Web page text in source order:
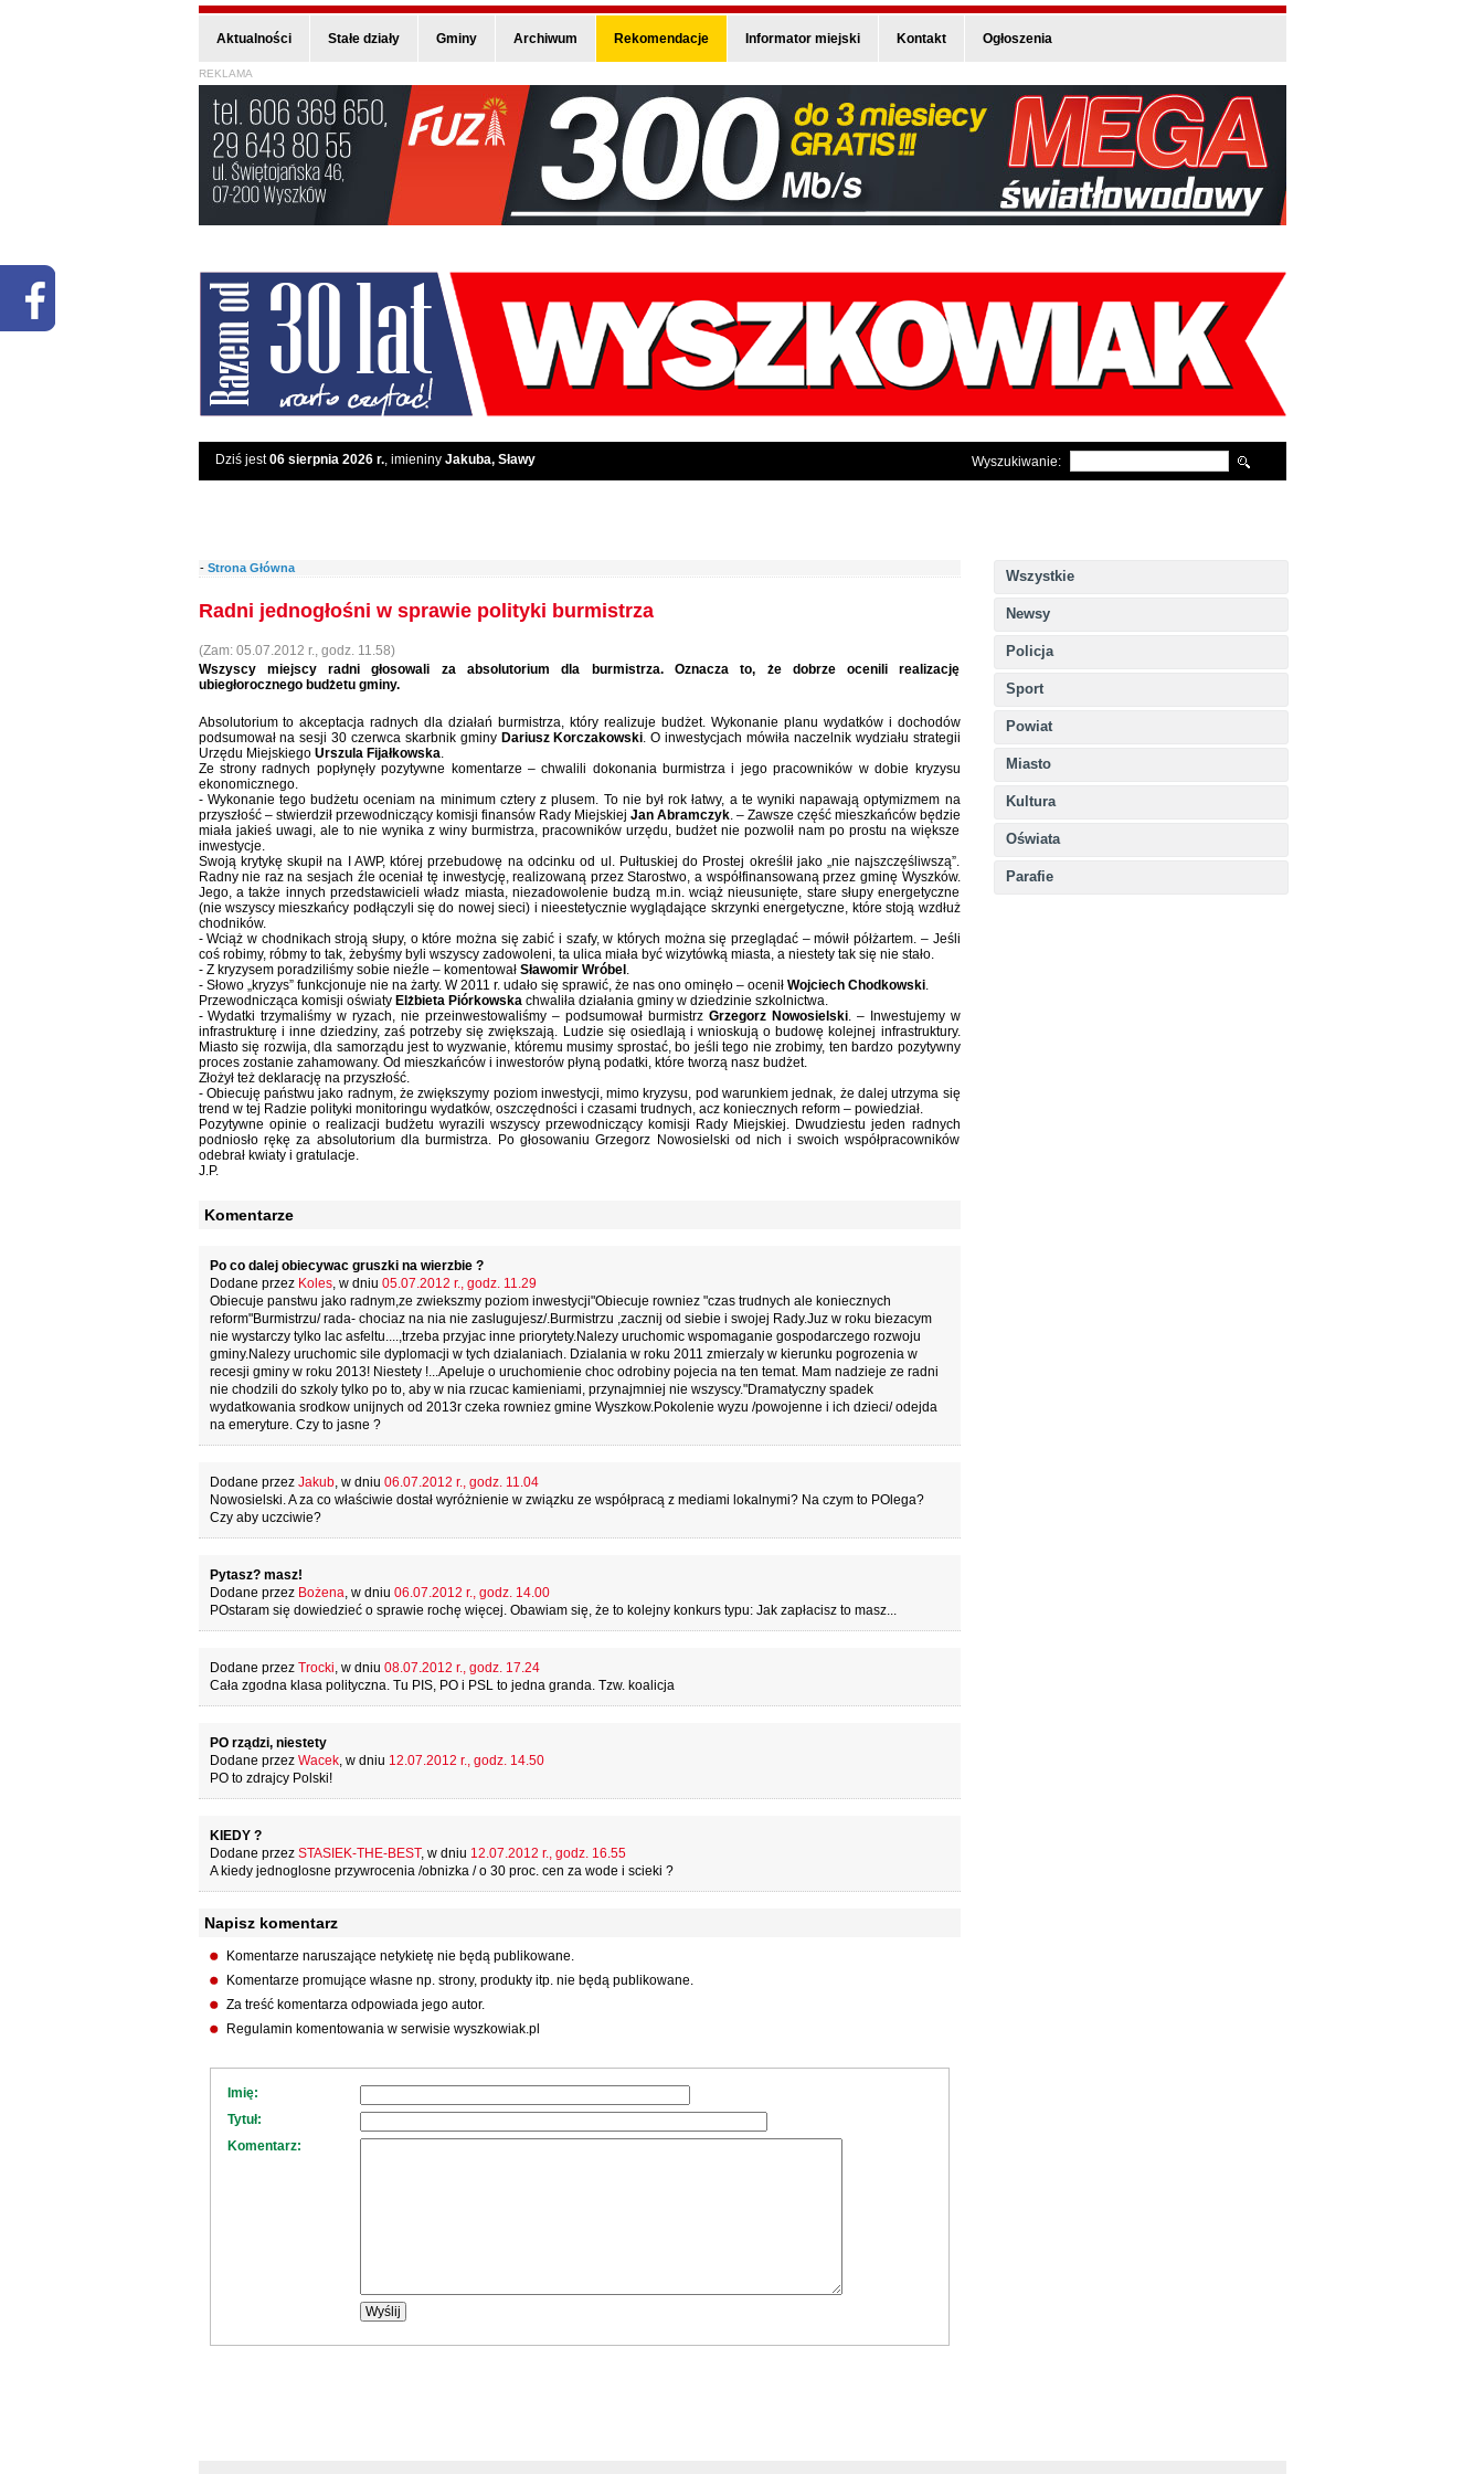
Aktualności Stałe działy Gminy Archiwum Rekomendacje Informator miejski Kontakt Ogłoszenia
REKLAMA
Dziś jest06 sierpnia 2026 r., imieniny Jakuba, Sławy Wyszukiwanie:
Wszystkie
Newsy
Policja
Sport
Powiat
Miasto
Kultura
Oświata
Parafie
- Strona Główna
Radni jednogłośni w sprawie polityki burmistrza
(Zam: 05.07.2012 r., godz. 11.58)
Wszyscy miejscy radni głosowali za absolutorium dla burmistrza. Oznacza to, że dobrze ocenili realizację
ubiegłorocznego budżetu gminy.
Absolutorium to akceptacja radnych dla działań burmistrza, który realizuje budżet. Wykonanie planu wydatków i dochodów
podsumował na sesji 30 czerwca skarbnik gminy Dariusz Korczakowski. O inwestycjach mówiła naczelnik wydziału strategii
Urzędu Miejskiego Urszula Fijałkowska.
Ze strony radnych popłynęły pozytywne komentarze – chwalili dokonania burmistrza i jego pracowników w dobie kryzysu
ekonomicznego.
- Wykonanie tego budżetu oceniam na minimum cztery z plusem. To nie był rok łatwy, a te wyniki napawają optymizmem na
przyszłość – stwierdził przewodniczący komisji finansów Rady Miejskiej Jan Abramczyk. – Zawsze część mieszkańców będzie
miała jakieś uwagi, ale to nie wynika z winy burmistrza, pracowników urzędu, budżet nie pozwolił nam po prostu na większe
inwestycje.
Swoją krytykę skupił na I AWP, której przebudowę na odcinku od ul. Pułtuskiej do Prostej określił jako „nie najszczęśliwszą”.
Radny nie raz na sesjach źle oceniał tę inwestycję, realizowaną przez Starostwo, a współfinansowaną przez gminę Wyszków.
Jego, a także innych przedstawicieli władz miasta, niezadowolenie budzą m.in. wciąż nieusunięte, stare słupy energetyczne
(nie wszyscy mieszkańcy podłączyli się do nowej sieci) i nieestetycznie wyglądające skrzynki energetyczne, które stoją wzdłuż
chodników.
- Wciąż w chodnikach stroją słupy, o które można się zabić i szafy, w których można się przeglądać – mówił półżartem. – Jeśli
coś robimy, róbmy to tak, żebyśmy byli wszyscy zadowoleni, ta ulica miała być wizytówką miasta, a niestety tak się nie stało.
- Z kryzysem poradziliśmy sobie nieźle – komentował Sławomir Wróbel .
- Słowo „kryzys” funkcjonuje nie na żarty. W 2011 r. udało się sprawić, że nas ono ominęło – ocenił Wojciech Chodkowski.
Przewodnicząca komisji oświaty Elżbieta Piórkowskachwaliła działania gminy w dziedzinie szkolnictwa.
- Wydatki trzymaliśmy w ryzach, nie przeinwestowaliśmy – podsumował burmistrz Grzegorz Nowosielski. – Inwestujemy w
infrastrukturę i inne dziedziny, zaś potrzeby się zwiększają. Ludzie się osiedlają i wnioskują o budowę kolejnej infrastruktury.
Miasto się rozwija, dla samorządu jest to wyzwanie, któremu musimy sprostać, bo jeśli tego nie zrobimy, ten bardzo pozytywny
proces zostanie zahamowany. Od mieszkańców i inwestorów płyną podatki, które tworzą nasz budżet.
Złożył też deklarację na przyszłość.
- Obiecuję państwu jako radnym, że zwiększymy poziom inwestycji, mimo kryzysu, pod warunkiem jednak, że dalej utrzyma się
trend w tej Radzie polityki monitoringu wydatków, oszczędności i czasami trudnych, acz koniecznych reform – powiedział.
Pozytywne opinie o realizacji budżetu wyrazili wszyscy przewodniczący komisji Rady Miejskiej. Dwudziestu jeden radnych
podniosło rękę za absolutorium dla burmistrza. Po głosowaniu Grzegorz Nowosielski od nich i swoich współpracowników
odebrał kwiaty i gratulacje.
J.P.
Komentarze
Po co dalej obiecywac gruszki na wierzbie ?
Dodane przez Koles, w dniu 05.07.2012 r., godz. 11.29
Obiecuje panstwu jako radnym,ze zwiekszmy poziom inwestycji"Obiecuje rowniez "czas trudnych ale koniecznych
reform"Burmistrzu/ rada- chociaz na nia nie zaslugujesz/.Burmistrzu ,zacznij od siebie i swojej Rady.Juz w roku biezacym
nie wystarczy tylko lac asfeltu....,trzeba przyjac inne priorytety.Nalezy uruchomic wspomaganie gospodarczego rozwoju
gminy.Nalezy uruchomic sile dyplomacji w tych dzialaniach. Dzialania w roku 2011 zmierzaly w kierunku pogrozenia w
recesji gminy w roku 2013! Niestety !...Apeluje o uruchomienie choc odrobiny pojecia na ten temat. Mam nadzieje ze radni
nie chodzili do szkoly tylko po to, aby w nia rzucac kamieniami, przynajmniej nie wszyscy."Dramatyczny spadek
wydatkowania srodkow unijnych od 2013r czeka rowniez gmine Wyszkow.Pokolenie wyzu /powojenne i ich dzieci/ odejda
na emeryture. Czy to jasne ?
Dodane przez Jakub, w dniu 06.07.2012 r., godz. 11.04
Nowosielski. A za co właściwie dostał wyróżnienie w związku ze współpracą z mediami lokalnymi? Na czym to POlega?
Czy aby uczciwie?
Pytasz? masz!
Dodane przez Bożena, w dniu 06.07.2012 r., godz. 14.00
POstaram się dowiedzieć o sprawie rochę więcej. Obawiam się, że to kolejny konkurs typu: Jak zapłacisz to masz...
Dodane przez Trocki, w dniu 08.07.2012 r., godz. 17.24
Cała zgodna klasa polityczna. Tu PIS, PO i PSL to jedna granda. Tzw. koalicja
PO rządzi, niestety
Dodane przez Wacek, w dniu 12.07.2012 r., godz. 14.50
PO to zdrajcy Polski!
KIEDY ?
Dodane przez STASIEK-THE-BEST, w dniu 12.07.2012 r., godz. 16.55
A kiedy jednoglosne przywrocenia /obnizka / o 30 proc. cen za wode i scieki ?
Napisz komentarz
Komentarze naruszające netykietę nie będą publikowane.
Komentarze promujące własne np. strony, produkty itp. nie będą publikowane.
Za treść komentarza odpowiada jego autor.
Regulamin komentowania w serwisie wyszkowiak.pl
Imię:
Tytuł:
Komentarz: